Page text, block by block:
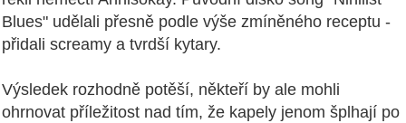
Blues" udělali přesně podle výše zmíněného receptu -
přidali screamy a tvrdší kytary.
Výsledek rozhodně potěší, někteří by ale mohli
ohrnovat příležitost nad tím, že kapely jenom šplhají po